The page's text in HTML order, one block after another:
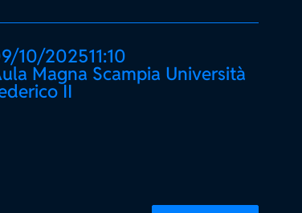
10/202511:10
Magna Scampia Università
II